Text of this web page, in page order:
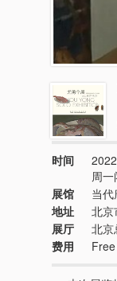
时间
周
展馆
当
地址
北京
展厅
北京
费用
Free